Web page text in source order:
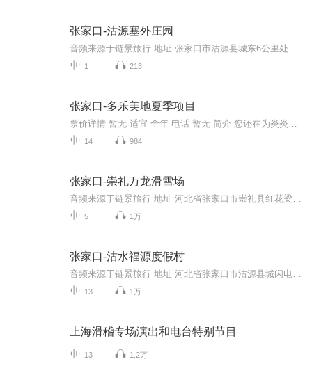
张家口-沽源塞外庄园
1 213
张家口-多乐美地夏季项目
14 984
张家口-崇礼万龙滑雪场
5 1万
张家口-沽水福源度假村
13 1万
上海滑稽专场演出和电台特别节目
13 1.2万